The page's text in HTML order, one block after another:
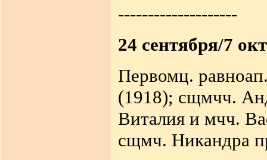
--------------------
24 сентября/7
Первомц.
(1918); сщмчч.
Виталия и мчч.
сщмч. Никандра